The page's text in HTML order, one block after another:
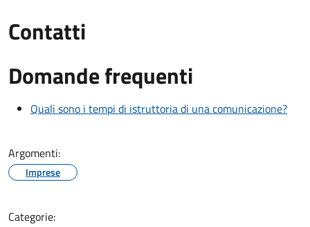
Contatti
Domande frequenti
Quali sono i tempi di istruttoria di una comunicazione?
Argomenti:
Imprese
Categorie: